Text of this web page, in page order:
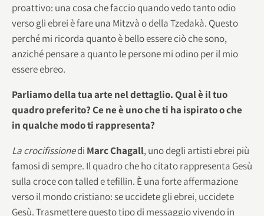
proattivo: una cosa che faccio quando vedo tanto odio
verso gli ebrei è fare una Mitzvà o della Tzedakà. Questo
perché mi ricorda quanto è bello essere ciò che sono,
anziché pensare a quanto le persone mi odino per il mio
essere ebreo.
Parliamo della tua arte nel dettaglio. Qual è il tuo
quadro preferito? Ce ne è uno che ti ha ispirato o che
in qualche modo ti rappresenta?
La crocifissionedi Marc Chagall, uno degli artisti ebrei più
famosi di sempre. Il quadro che ho citato rappresenta Gesù
sulla croce con talled e tefillin. È una forte affermazione
verso il mondo cristiano: se uccidete gli ebrei, uccidete
Gesù. Trasmettere questo tipo di messaggio vivendo in